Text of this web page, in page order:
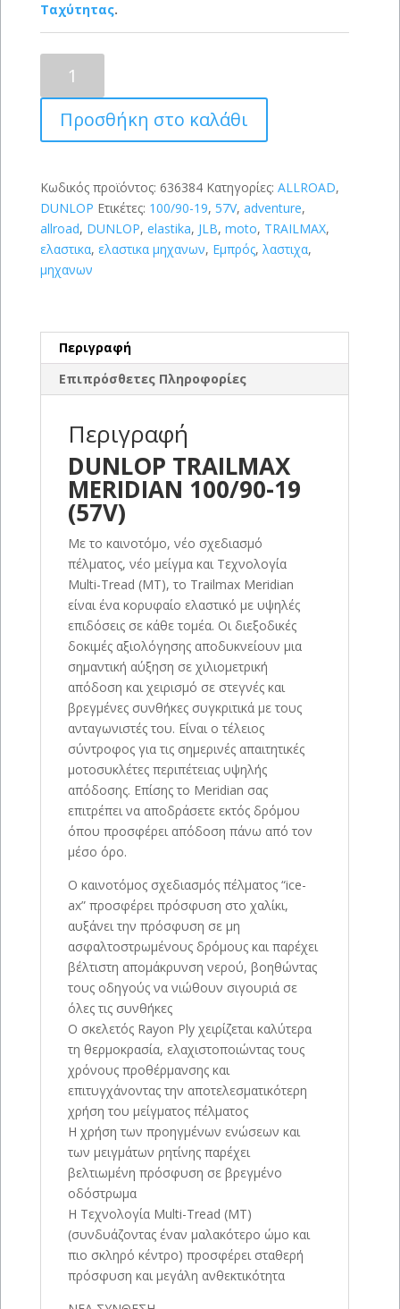
Ταχύτητας.
TRAILMAX
MERIDIAN
100/90-
19
ποσότητα
Προσθήκη στο καλάθι
Κωδικός προϊόντος: 636384 Κατηγορίες: ALLROAD,
DUNLOP Ετικέτες: 100/90-19, 57V, adventure,
allroad, DUNLOP, elastika, JLB, moto, TRAILMAX,
ελαστικα, ελαστικα μηχανων, Εμπρός, λαστιχα,
μηχανων
Περιγραφή
Επιπρόσθετες Πληροφορίες
Περιγραφή
DUNLOP TRAILMAX
MERIDIAN 100/90-19
(57V)
Με το καινοτόμο, νέο σχεδιασμό
πέλματος, νέο μείγμα και Τεχνολογία
Multi-Tread (MT), το Trailmax Meridian
είναι ένα κορυφαίο ελαστικό με υψηλές
επιδόσεις σε κάθε τομέα. Οι διεξοδικές
δοκιμές αξιολόγησης αποδυκνείουν μια
σημαντική αύξηση σε χιλιομετρική
απόδοση και χειρισμό σε στεγνές και
βρεγμένες συνθήκες συγκριτικά με τους
ανταγωνιστές του. Είναι ο τέλειος
σύντροφος για τις σημερινές απαιτητικές
μοτοσυκλέτες περιπέτειας υψηλής
απόδοσης. Επίσης το Meridian σας
επιτρέπει να αποδράσετε εκτός δρόμου
όπου προσφέρει απόδοση πάνω από τον
μέσο όρο.
Ο καινοτόμος σχεδιασμός πέλματος “ice-
ax” προσφέρει πρόσφυση στο χαλίκι,
αυξάνει την πρόσφυση σε μη
ασφαλτοστρωμένους δρόμους και παρέχει
βέλτιστη απομάκρυνση νερού, βοηθώντας
τους οδηγούς να νιώθουν σιγουριά σε
όλες τις συνθήκες
Ο σκελετός Rayon Ply χειρίζεται καλύτερα
τη θερμοκρασία, ελαχιστοποιώντας τους
χρόνους προθέρμανσης και
επιτυγχάνοντας την αποτελεσματικότερη
χρήση του μείγματος πέλματος
Η χρήση των προηγμένων ενώσεων και
των μειγμάτων ρητίνης παρέχει
βελτιωμένη πρόσφυση σε βρεγμένο
οδόστρωμα
Η Τεχνολογία Multi-Tread (MT)
(συνδυάζοντας έναν μαλακότερο ώμο και
πιο σκληρό κέντρο) προσφέρει σταθερή
πρόσφυση και μεγάλη ανθεκτικότητα